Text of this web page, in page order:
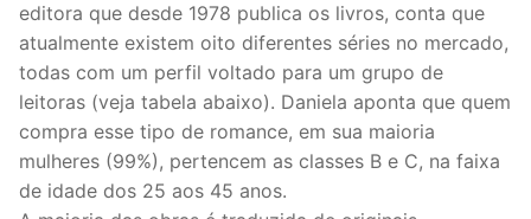
editora que desde 1978 publica os livros, conta que
atualmente existem oito diferentes séries no mercado,
todas com um perfil voltado para um grupo de
leitoras (veja tabela abaixo). Daniela aponta que quem
compra esse tipo de romance, em sua maioria
mulheres (99%), pertencem as classes B e C, na faixa
de idade dos 25 aos 45 anos.